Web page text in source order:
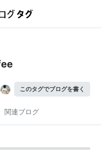
このタグでブログを書く
関連ブログ